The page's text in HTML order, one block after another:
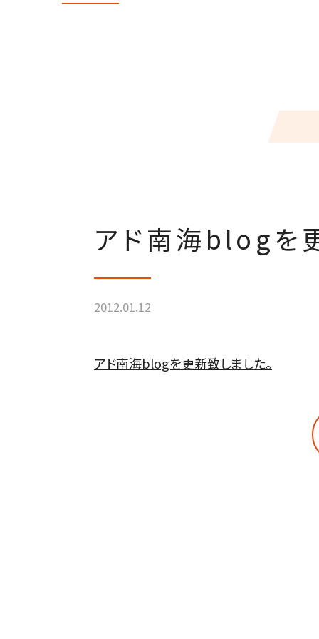
アド南海blogを
2012.01.12
アド南海blogを更新致しました。